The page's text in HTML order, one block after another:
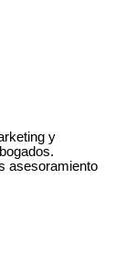
y
asesoramiento